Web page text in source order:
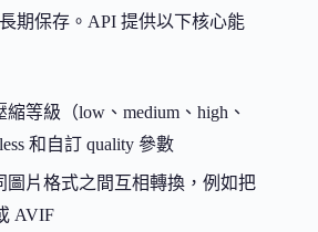
期保存。API 提供以下核心能
縮等級（low、medium、high、
和自訂 quality 參數
圖片格式之間互相轉換，例如把
AVIF